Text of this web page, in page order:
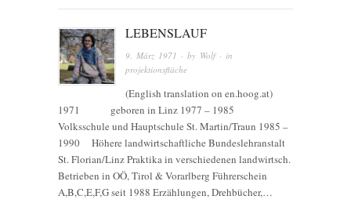
LEBENSLAUF
9. März 1971 · by Wolf· in
projektionsfläche
(English translation on en.hoog.at)
1971 geboren in Linz 1977 – 1985
Volksschule und Hauptschule St. Martin/Traun 1985 –
1990 Höhere landwirtschaftliche Bundeslehranstalt
St. Florian/Linz Praktika in verschiedenen landwirtsch.
Betrieben in OÖ, Tirol & Vorarlberg Führerschein
A,B,C,E,F,G seit 1988 Erzählungen, Drehbücher,…